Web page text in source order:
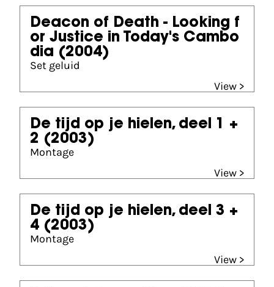
Deacon of Death - Looking f
or Justice in Today's Cambo
dia (2004)
Set geluid
View >
De tijd op je hielen, deel 1 +
2 (2003)
Montage
View >
De tijd op je hielen, deel 3 +
4 (2003)
Montage
View >